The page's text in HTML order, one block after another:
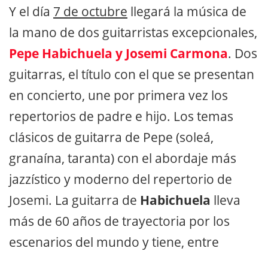
Y el día 7 de octubre llegará la música de
la mano de dos guitarristas excepcionales,
Pepe Habichuela y Josemi Carmona. Dos
guitarras, el título con el que se presentan
en concierto, une por primera vez los
repertorios de padre e hijo. Los temas
clásicos de guitarra de Pepe (soleá,
granaína, taranta) con el abordaje más
jazzístico y moderno del repertorio de
Josemi. La guitarra de Habichuela lleva
más de 60 años de trayectoria por los
escenarios del mundo y tiene, entre